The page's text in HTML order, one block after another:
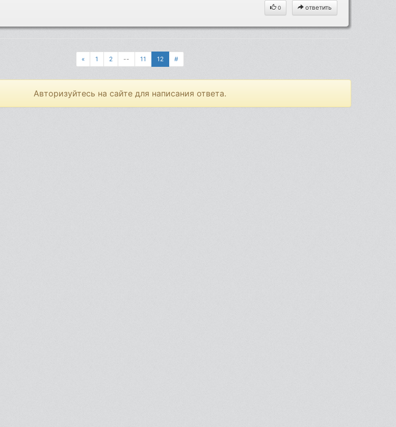
0 ответить
« 1 2 -- 11 12 #
Авторизуйтесь на сайте для написания ответа.